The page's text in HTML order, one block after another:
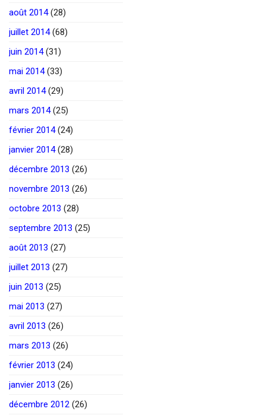
août 2014(28)
juillet 2014(68)
juin 2014(31)
mai 2014(33)
avril 2014(29)
mars 2014(25)
février 2014(24)
janvier 2014(28)
décembre 2013 (26)
novembre 2013 (26)
octobre 2013 (28)
septembre 2013 (25)
août 2013 (27)
juillet 2013 (27)
juin 2013 (25)
mai 2013 (27)
avril 2013 (26)
mars 2013 (26)
février 2013 (24)
janvier 2013 (26)
décembre 2012 (26)